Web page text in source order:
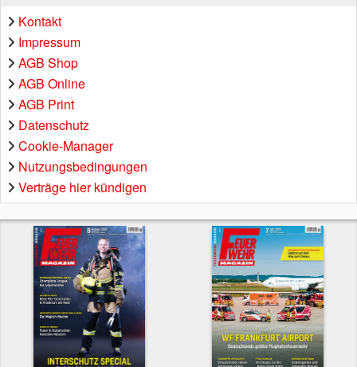
Kontakt
Impressum
AGB Shop
AGB Online
AGB Print
Datenschutz
Cookie-Manager
Nutzungsbedingungen
Verträge hier kündigen